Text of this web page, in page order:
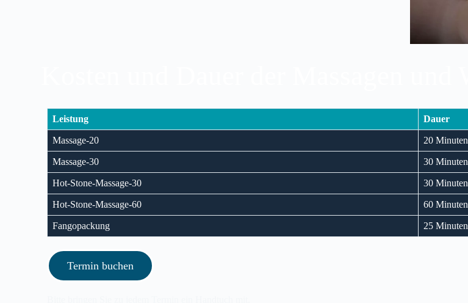
Leistung Dauer
Massage-20 20 Minuten
Massage-30 30 Minuten
Hot-Stone-Massage-30 30 Minuten
Hot-Stone-Massage-60 60 Minuten
Fangopackung 25 Minuten
Termin buchen